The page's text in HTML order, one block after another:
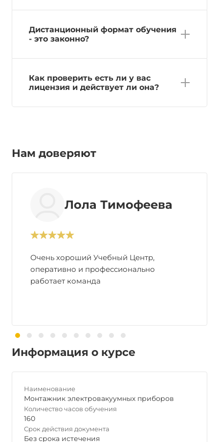
Дистанционный формат обучения
- это законно?
Как проверить есть ли у вас
лицензия и действует ли она?
Нам доверяют
Лола Тимофеева
Очень хороший Учебный Центр,
оперативно и профессионально
работает команда
Информация о курсе
Наименование
Монтажник электровакуумных приборов
Количество часов обучения
160
Срок действия документа
Без срока истечения